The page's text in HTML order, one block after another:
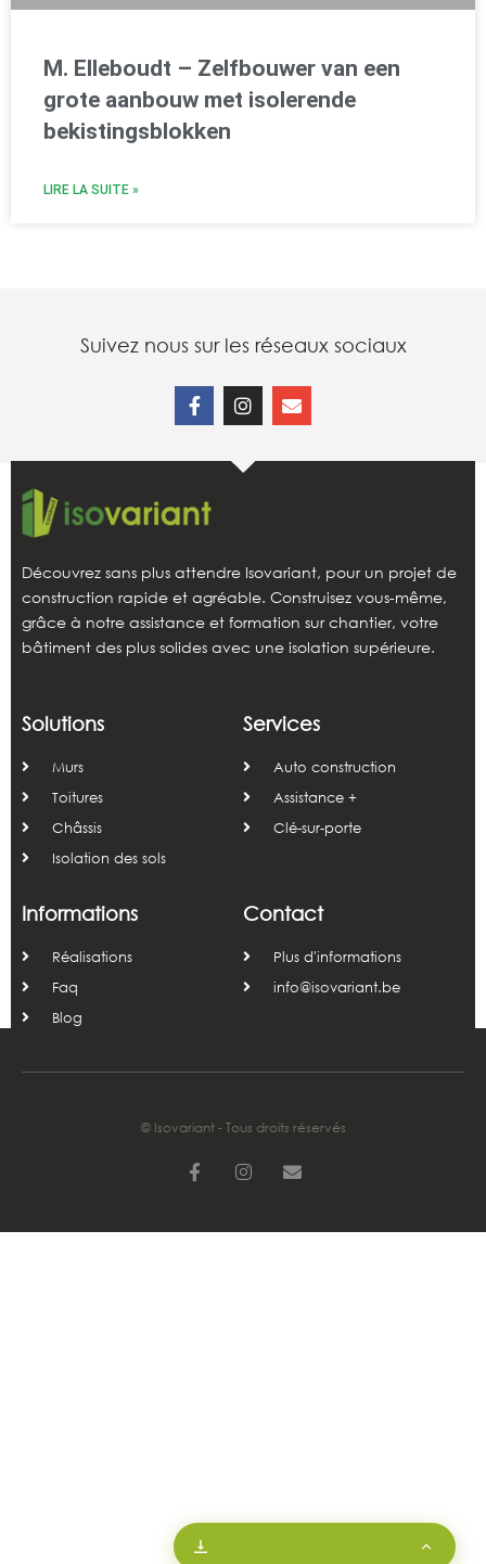
M. Elleboudt – Zelfbouwer van een
grote aanbouw met isolerende
bekistingsblokken
LIRE LA SUITE »
Suivez nous sur les réseaux sociaux
Découvrez sans plus attendre Isovariant, pour un projet de
construction rapide et agréable. Construisez vous-même,
grâce à notre assistance et formation sur chantier, votre
bâtiment des plus solides avec une isolation supérieure.
Solutions
Murs
Toitures
Châssis
Isolation des sols
Services
Auto construction
Assistance +
Clé-sur-porte
Informations
Réalisations
Faq
Blog
Contact
Plus d'informations
info@isovariant.be
© Isovariant - Tous droits réservés